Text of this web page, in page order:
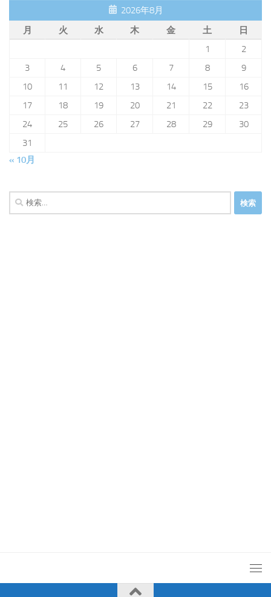
2026年8月
月
火 水 木 金 土
日
1
2
3
4 5 6 7 8
9
10
11 12 13 14 15
16
17
18 19 20 21 22
23
24
25 26 27 28 29
30
31
« 10月
検
索: